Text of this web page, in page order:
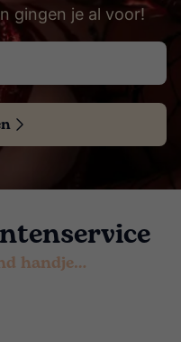
gingen je al voor!
handje…